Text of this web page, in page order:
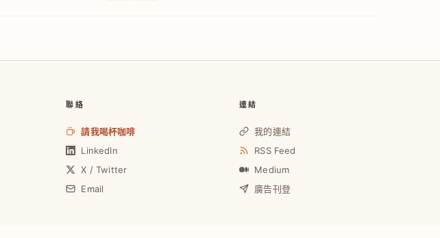
聯絡
請我喝杯咖啡
LinkedIn
X / Twitter
Email
連結
我的連結
RSS Feed
Medium
廣告刊登